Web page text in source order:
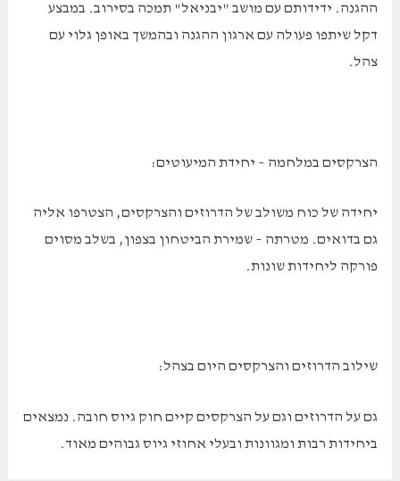
ההגנה. ידידותם עם מושב "יבניאל" תמכה בסירוב. במבצע
דקל שיתפו פעולה עם ארגון ההגנה ובהמשך באופן גלוי עם
צהל.
הצרקסים במלחמה – יחידת המיעוטים:
יחידה של כוח משולב של הדרוזים והצרקסים, הצטרפו אליה
גם בדואים. מטרתה – שמירת הביטחון בצפון, בשלב מסוים
פורקה ליחידות שונות.
שילוב הדרוזים והצרקסים היום בצהל:
גם על הדרוזים וגם על הצרקסים קיים חוק גיוס חובה. נמצאים
ביחידות רבות ומגוונות ובעלי אחוזי גיוס גבוהים מאוד.